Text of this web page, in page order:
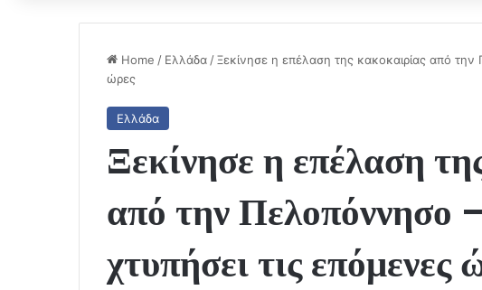
Home / Ελλάδα /Ξεκίνησε η επέλαση της κακοκαιρίας από
ώρες
Ελλάδα
Ξεκίνησε η επέλαση
από την Πελοπόννησο
χτυπήσει τις επόμενες